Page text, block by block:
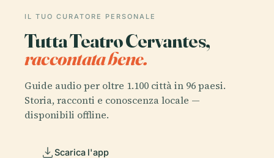
IL TUO CURATORE PERSONALE
Tutta Teatro Cervantes,
raccontata bene.
Guide audio per oltre 1.100 città in 96 paesi.
Storia, racconti e conoscenza locale —
disponibili offline.
Scarica l'app